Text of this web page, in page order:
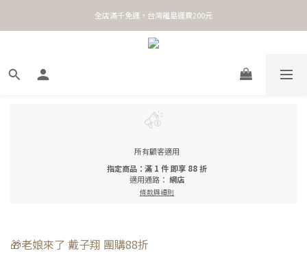
全店滿千免運，台灣離島運費200元
所有顧客適用
指定商品：滿 1 件 即享 88 折
適用通路： 網店
條款與細則
🎁老娘來了 戴子翔 團購88折